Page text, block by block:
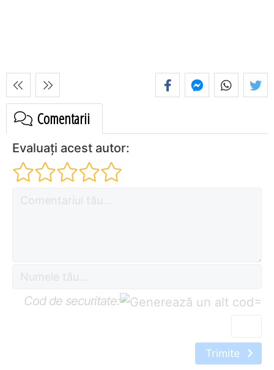
Comentarii
Evaluați acest autor:
Cod de securitate: =
Trimite